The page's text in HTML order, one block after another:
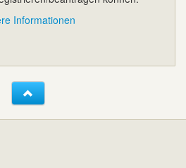
Informationen